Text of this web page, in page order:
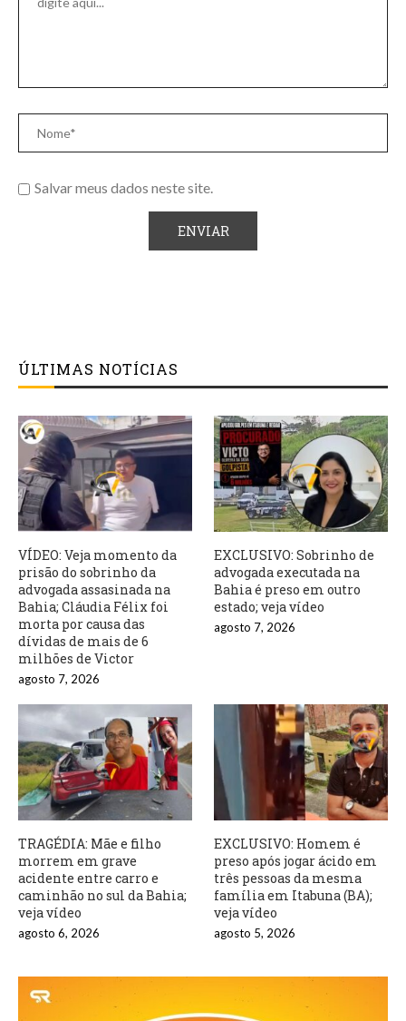
Salvar meus dados neste site.
ÚLTIMAS NOTÍCIAS
VÍDEO: Veja momento da
prisão do sobrinho da
advogada assasinada na
Bahia; Cláudia Félix foi
morta por causa das
dívidas de mais de 6
milhões de Victor
agosto 7, 2026
EXCLUSIVO: Sobrinho de
advogada executada na
Bahia é preso em outro
estado; veja vídeo
agosto 7, 2026
TRAGÉDIA: Mãe e filho
morrem em grave
acidente entre carro e
caminhão no sul da Bahia;
veja vídeo
agosto 6, 2026
EXCLUSIVO: Homem é
preso após jogar ácido em
três pessoas da mesma
família em Itabuna (BA);
veja vídeo
agosto 5, 2026